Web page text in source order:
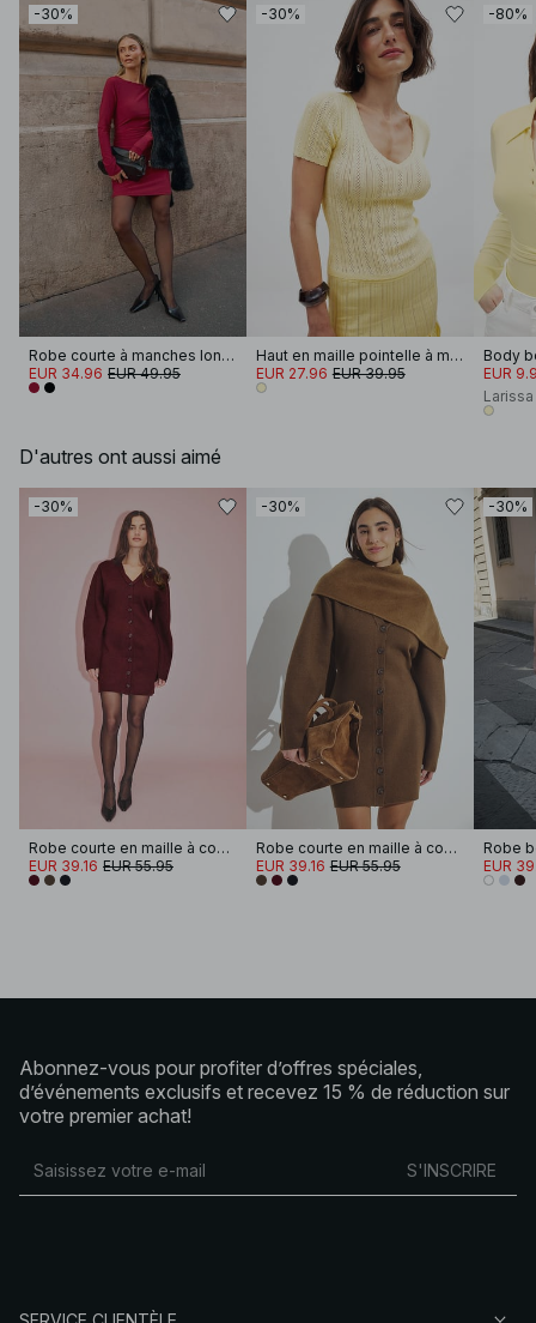
-30%
Robe courte à manches longues
EUR 34.96 EUR 49.95
-30%
Haut en maille pointelle à manches courtes
EUR 27.96 EUR 39.95
-80%
EUR
D'autres ont aussi aimé
-30%
Robe courte en maille à coupe structurée
EUR 39.16 EUR 55.95
-30%
Robe courte en maille à coupe structurée
EUR 39.16 EUR 55.95
-30%
EUR
Abonnez-vous pour profiter d’offres spéciales,
d’événements exclusifs et recevez 15 % de réduction sur
votre premier achat!
S'INSCRIRE